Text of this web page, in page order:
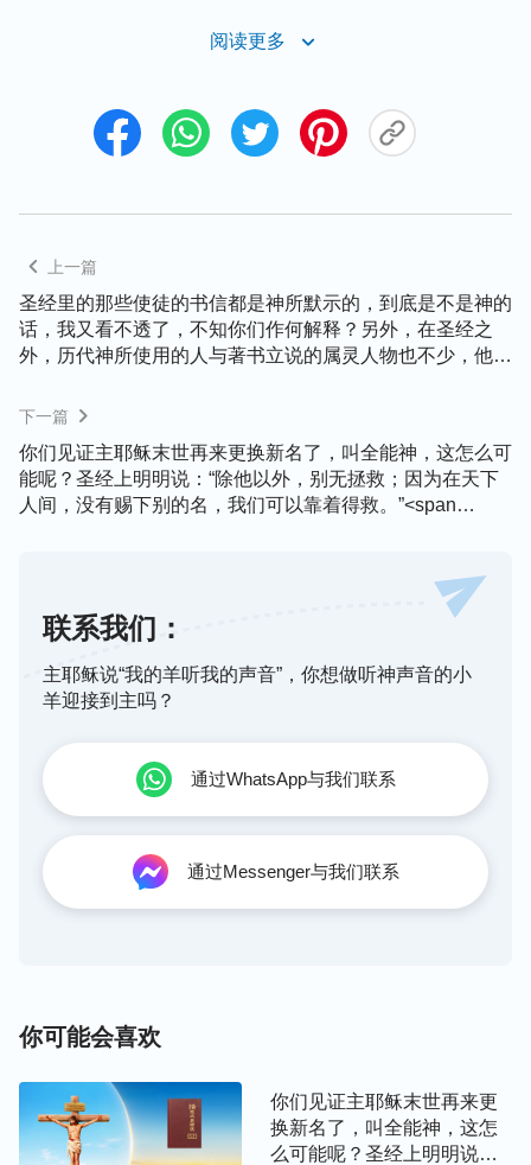
我去原是为你们预备地方去。我若去为你们预备了
们也在那里。
（约14:2-3）“若有人听见我的话不遵
守，我不审判他。我来本不是要审判世界，乃是要拯
哪，神的帐幕在人间。他要与人同住，他们要做他的
子民。神要亲自与他们同在，作他们的神。神要擦去
他们一切的眼泪，不再有死亡，也不再有悲哀、哭
号、疼痛，因为以前的事都过去了。”（启21:3-4）
从主耶稣在恩典时代所发表的各方面真理中，我们就
能看见主耶稣就是救世主的显现，主耶稣说话就是神
向整个人类发声说话，直接发表神的性情，发表神对
人类的心意，来带领人类，供应人类，亲自救赎人
得这话都是真理，有权柄，有能力，这话就是神的声
音，就是神对人类的发声说话！末世，主耶稣回来
了，就是全能神来作末世审判工作，开辟了国度时
代，结束了恩典时代。全能神在主耶稣救赎工作的基
础上作了审判从神家起首的工作，发表了洁净人类、
拯救人类的一切真理。全能神的说话内容丰丰富富，
应有尽有，正如全能神说：“可以说，这一部分说话
是创世以来神第一次面向全人类说话，是神第一次这
样详细地、系统地向受造的人类说话，当然也是第一
次用最多篇幅、持续最长时间地面向全人类说话，这
是破天荒的事，而且这一部分说话是神在人类中间发
顾的说话。可以说，这是创世以来第一部神站在三层
天向人类的说话、发声，也是神第一次以他原有的身
份在话语中向人类显现，发表心声。”（《话在肉身显
现·神向全宇的说话·内容简介》）末世全能神发表的话语
阅读更多
上一篇
圣经里的那些使徒的书信都是神所默示的，到底是不是神的
话，我又看不透了，不知你们作何解释？另外，在圣经之
外，历代神所使用的人与著书立说的属灵人物也不少，他们
的这些符合真理的话与神的话语到底有什么区别？
下一篇
你们见证主耶稣末世再来更换新名了，叫全能神，这怎么可
能呢？圣经上明明说：“除他以外，别无拯救；因为在天下
人间，没有赐下别的名，我们可以靠着得救。”<span
inline">（来13:8）</span>我们认为主耶稣的名永远不会
变，主再来不会再叫别的名。
联系我们：
主耶稣说“我的羊听我的声音”，你想做听神声音的小
羊迎接到主吗？
通过WhatsApp与我们联系
通过Messenger与我们联系
你可能会喜欢
你们见证主耶稣末世再来更
换新名了，叫全能神，这怎
么可能呢？圣经上明明说：